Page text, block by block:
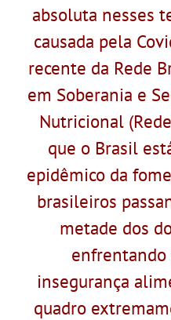
absoluta nesses
causada pela
recente da Rede
em Soberania e
Nutricional
que o Brasil
epidêmico da
brasileiros
metade dos
enfrentando
insegurança
quadro